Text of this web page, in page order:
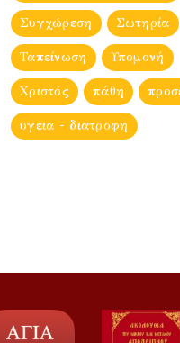
Συγχώρεση Σωτηρία
Ταπείνωση Υπομονή
Χριστός πάθη
υγεια - διατροφη